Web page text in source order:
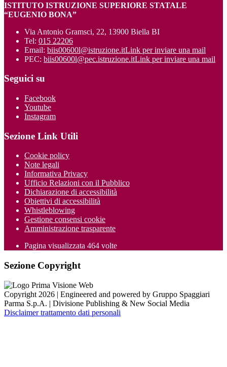
ISTITUTO ISTRUZIONE SUPERIORE STATALE
“EUGENIO BONA”
Via Antonio Gramsci, 22, 13900 Biella BI
Tel: 015 22206
Email: biis00600l@istruzione.itLink per inviare una mail
PEC: biis00600l@pec.istruzione.itLink per inviare una mail
Seguici su
Facebook
Youtube
Instagram
Sezione Link Utili
Cookie policy
Note legali
Informativa Privacy
Ufficio Relazioni con il Pubblico
Dichiarazione di accessibilità
Obiettivi di accessibilità
Whistleblowing
Gestione consensi cookie
Amministrazione trasparente
Pagina visualizzata 464 volte
Sezione Copyright
Copyright 2026 | Engineered and powered by Gruppo Spaggiari
Parma S.p.A. | Divisione Publishing & New Social Media
Disclaimer trattamento dati personali